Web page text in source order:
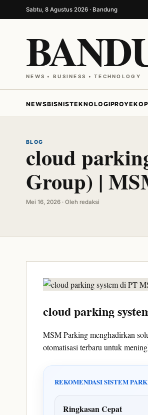
Sabtu, 8 Agustus 2026 · Bandung
NEWS • BUSINESS • TECHNOLOGY
NEWSBISNISTEKNOLOGIPROYEK
BLOG
cloud
Group) |
Mei 16, 2026 · Oleh redaksi
cloud parking
MSM Parking menghadirkan
otomatisasi terbaru untuk
REKOMENDASI SISTEM
Ringkasan Cepat